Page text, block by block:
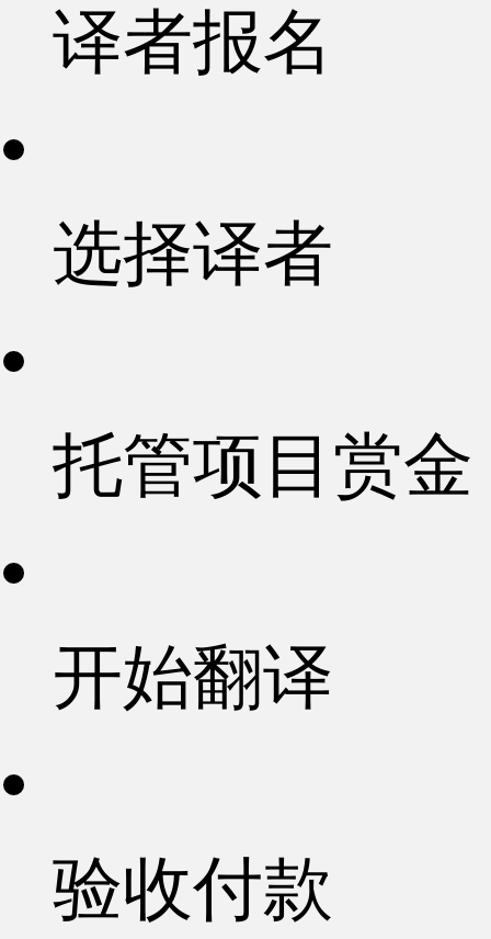
译者报名
选择译者
托管项目赏金
开始翻译
验收付款